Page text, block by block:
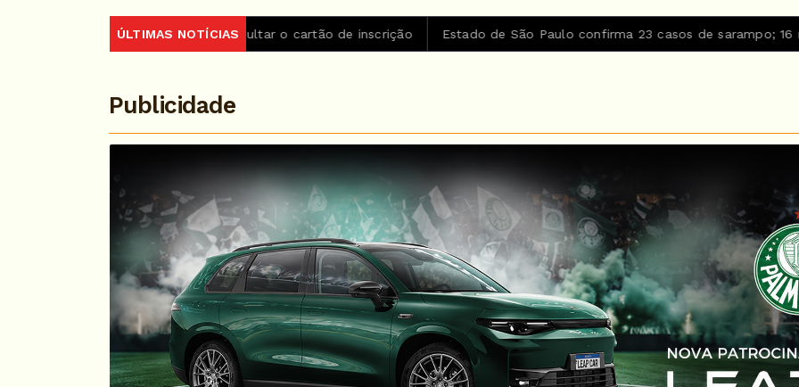
ÚLTIMAS NOTÍCIAS
2026 podem consultar o cartão de inscrição Estado de São Paulo confirma 23 casos de sarampo; 16 não se vacinaram
Publicidade